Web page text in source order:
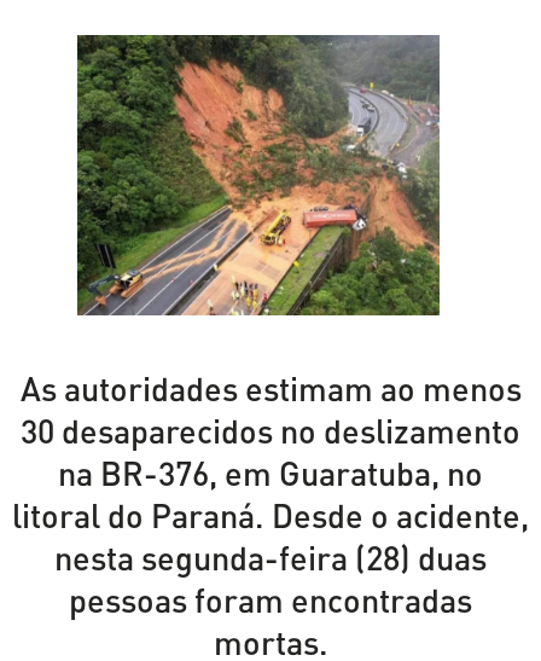
As autoridades estimam ao menos
30 desaparecidos no deslizamento
na BR-376, em Guaratuba, no
litoral do Paraná. Desde o acidente,
nesta segunda-feira (28) duas
pessoas foram encontradas
mortas.